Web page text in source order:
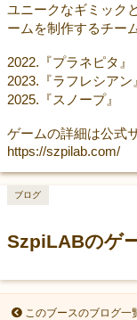
ユニークなギミック
ームを制作するチー
2022.『プラネピタ』
2023.『ラフレシアン
2025.『スノープ』
ゲームの詳細は公式
https://szpilab.com/
SzpiLABのゲ
ブログ
このブースのブログ一